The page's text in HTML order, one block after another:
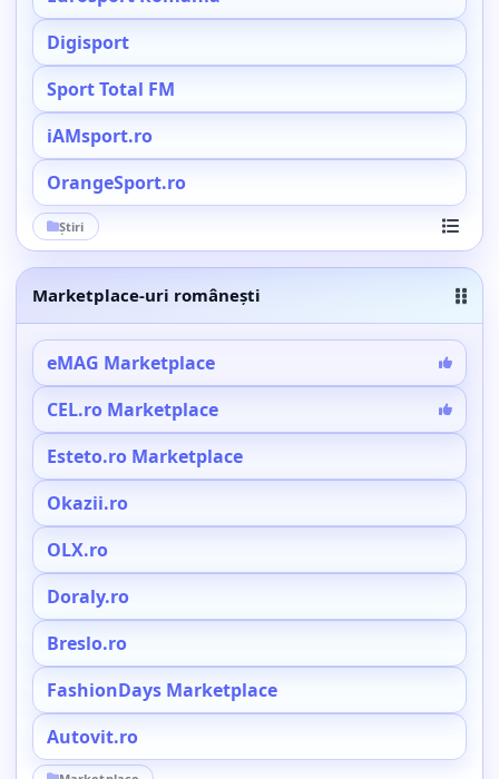
Digisport
Sport Total FM
iAMsport.ro
OrangeSport.ro
Știri Vezi
Marketplace-uri românești
eMAG Marketplace
CEL.ro Marketplace
Esteto.ro Marketplace
Okazii.ro
OLX.ro
Doraly.ro
Breslo.ro
FashionDays Marketplace
Autovit.ro